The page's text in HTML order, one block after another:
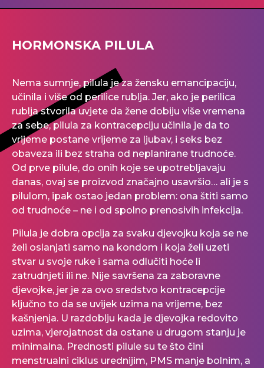
HORMONSKA PILULA
Nema sumnje, pilula je za žensku emancipaciju,
učinila i više od perilice rublja. Jer, ako je perilica
rublja stvorila uvjete da žene dobiju više vremena
za sebe, pilula za kontracepciju učinila je da to
vrijeme postane vrijeme za ljubav, i seks bez
obaveza ili bez straha od neplanirane trudnoće.
Od prve pilule, do onih koje se upotrebljavaju
danas, ovaj se proizvod značajno usavršio… ali je s
pilulom, ipak ostao jedan problem: ona štiti samo
od trudnoće – ne i od spolno prenosivih infekcija.
Pilula je dobra opcija za svaku djevojku koja se ne
želi oslanjati samo na kondom i koja želi uzeti
stvar u svoje ruke i sama odlučiti hoće li
zatrudnjeti ili ne. Nije savršena za zaboravne
djevojke, jer je za ovo sredstvo kontracepcije
ključno to da se uvijek uzima na vrijeme, bez
kašnjenja. U razdoblju kada je djevojka redovito
uzima, vjerojatnost da ostane u drugom stanju je
minimalna. Prednosti pilule su te što čini
menstrualni ciklus urednijim, PMS manje bolnim, a